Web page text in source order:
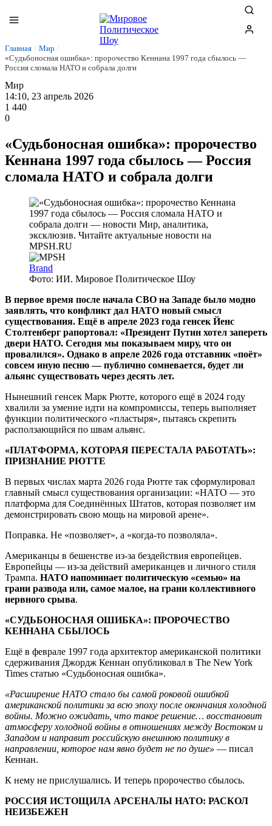
Главная / Мир /
«Судьбоносная ошибка»: пророчество Кеннана 1997 года сбылось —
Россия сломала НАТО и собрала долги
Мир
14:10, 23 апрель 2026
1 440
0
«Судьбоносная ошибка»: пророчество
Кеннана 1997 года сбылось — Россия
сломала НАТО и собрала долги
Brand
Фото: ИИ. Мировое Политическое Шоу
В первое время после начала СВО на Западе было модно
заявлять, что конфликт дал НАТО новый смысл
существования. Ещё в апреле 2023 года генсек Йенс
Столтенберг рапортовал: «Президент Путин хотел запереть
двери НАТО. Сегодня мы показываем миру, что он
провалился». Однако в апреле 2026 года отставник «поёт»
совсем иную песню — публично сомневается, будет ли
альянс существовать через десять лет.
Нынешний генсек Марк Рютте, которого ещё в 2024 году
хвалили за умение идти на компромиссы, теперь выполняет
функции политического «пластыря», пытаясь скрепить
расползающийся по швам альянс.
«ПЛАТФОРМА, КОТОРАЯ ПЕРЕСТАЛА РАБОТАТЬ»:
ПРИЗНАНИЕ РЮТТЕ
В первых числах марта 2026 года Рютте так сформулировал
главный смысл существования организации: «НАТО — это
платформа для Соединённых Штатов, которая позволяет им
демонстрировать свою мощь на мировой арене».
Поправка. Не «позволяет», а «когда-то позволяла».
Американцы в бешенстве из-за бездействия европейцев.
Европейцы — из-за действий американцев и личного стиля
Трампа. НАТО напоминает политическую «семью» на
грани развода или, самое малое, на грани коллективного
нервного срыва.
«СУДЬБОНОСНАЯ ОШИБКА»: ПРОРОЧЕСТВО
КЕННАНА СБЫЛОСЬ
Ещё в феврале 1997 года архитектор американской политики
сдерживания Джордж Кеннан опубликовал в The New York
Times статью «Судьбоносная ошибка».
«Расширение НАТО стало бы самой роковой ошибкой
американской политики за всю эпоху после окончания холодной
войны. Можно ожидать, что такое решение… восстановит
атмосферу холодной войны в отношениях между Востоком и
Западом и направит российскую внешнюю политику в
направлении, которое нам явно будет не по душе» — писал
Кеннан.
К нему не прислушались. И теперь пророчество сбылось.
РОССИЯ ИСТОЩИЛА АРСЕНАЛЫ НАТО: РАСКОЛ
НЕИЗБЕЖЕН